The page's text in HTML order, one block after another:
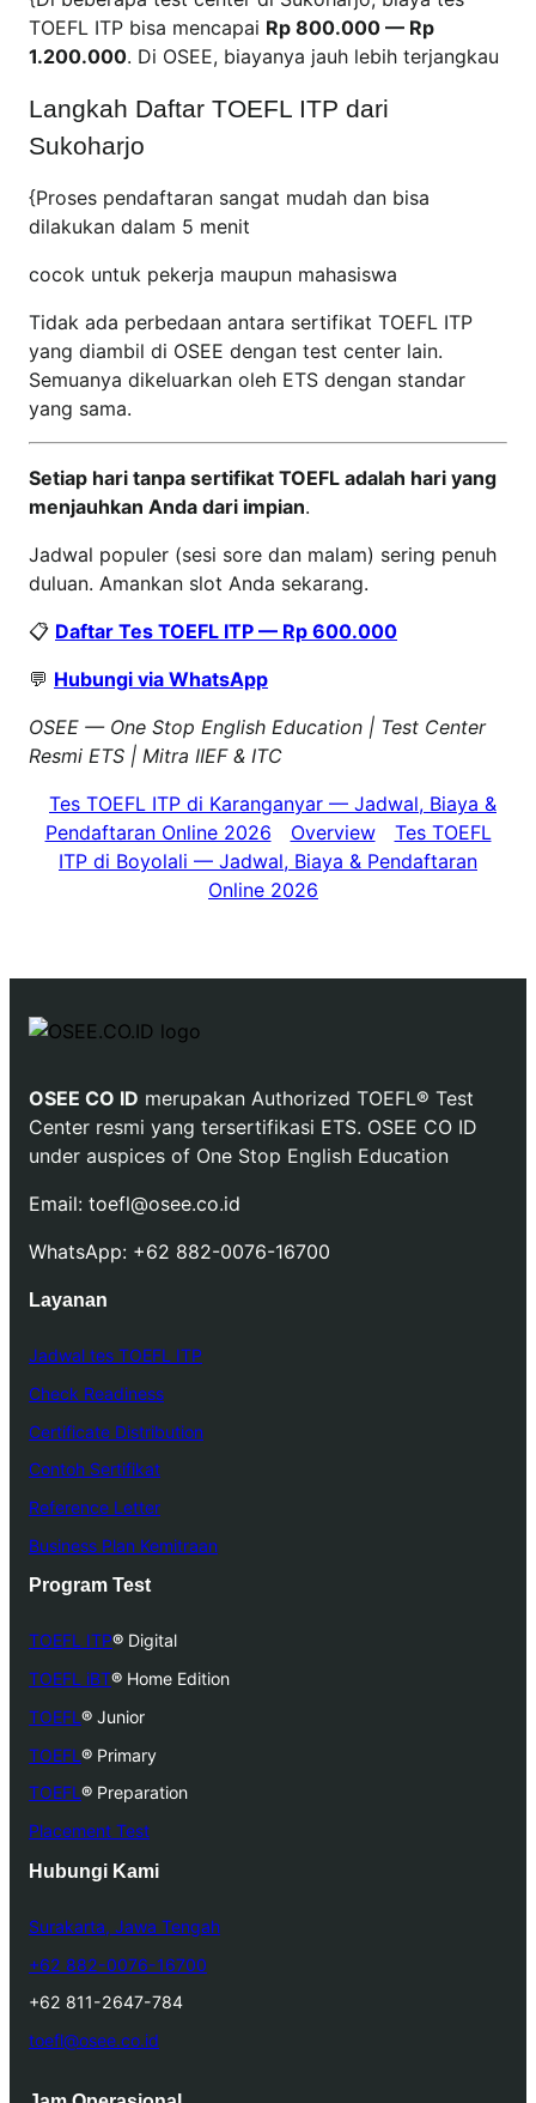
TOEFL ITP bisa mencapai Rp 800.000 — Rp
1.200.000. Di OSEE, biayanya jauh lebih terjangkau
Langkah Daftar TOEFL ITP dari
Sukoharjo
{Proses pendaftaran sangat mudah dan bisa
dilakukan dalam 5 menit
cocok untuk pekerja maupun mahasiswa
Tidak ada perbedaan antara sertifikat TOEFL ITP
yang diambil di OSEE dengan test center lain.
Semuanya dikeluarkan oleh ETS dengan standar
yang sama.
Setiap hari tanpa sertifikat TOEFL adalah hari yang
menjauhkan Anda dari impian.
Jadwal populer (sesi sore dan malam) sering penuh
duluan. Amankan slot Anda sekarang.
📋 Daftar Tes TOEFL ITP — Rp 600.000
💬 Hubungi via WhatsApp
OSEE — One Stop English Education | Test Center
Resmi ETS | Mitra IIEF & ITC
Tes TOEFL ITP di Karanganyar — Jadwal, Biaya &
Pendaftaran Online 2026
Overview
Tes TOEFL
ITP di Boyolali — Jadwal, Biaya & Pendaftaran
Online 2026
OSEE CO ID merupakan Authorized TOEFL® Test
Center resmi yang tersertifikasi ETS. OSEE CO ID
under auspices of One Stop English Education
Email: toefl@osee.co.id
WhatsApp: +62 882-0076-16700
Layanan
Jadwal tes TOEFL ITP
Check Readiness
Certificate Distribution
Contoh Sertifikat
Reference Letter
Business Plan Kemitraan
Program Test
TOEFL ITP® Digital
TOEFL iBT® Home Edition
TOEFL ® Junior
TOEFL ® Primary
TOEFL ® Preparation
Placement Test
Hubungi Kami
Surakarta, Jawa Tengah
+62 882-0076-16700
+62 811-2647-784
toefl@osee.co.id